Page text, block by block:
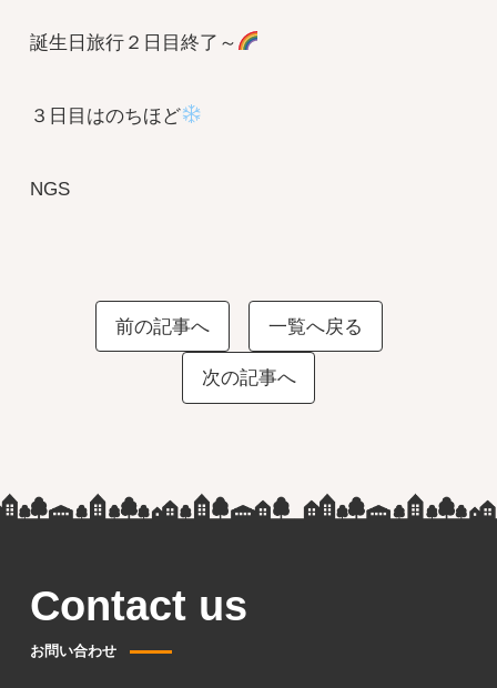
誕生日旅行２日目終了～
３日目はのちほど
NGS
前の記事へ 一覧へ戻る
次の記事へ
Contact us
お問い合わせ